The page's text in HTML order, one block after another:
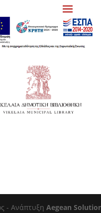
- ΑνάπτυξηAegean